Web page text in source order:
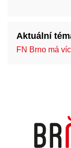
Aktuální
FN Brno má